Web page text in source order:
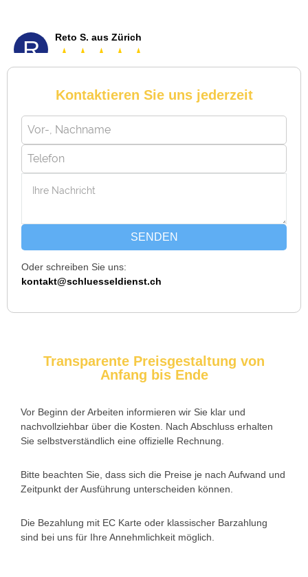
Service rufen. Techniker war schnell da, aber das Ersatzteil
Trotzdem zufrieden.
Daniel W. aus Uster
Die Tür wurde ohne Kratzer geöffnet, nur der Preis war leicht
Nadine H. aus Aadorf
Wir standen mit den Kindern vor verschlossener Tür – der
Monteur war in 30 Minuten da. Schnelle Hilfe, fairer Preis und
Kontaktieren Sie uns jederzeit
SENDEN
Oder schreiben Sie uns:
kontakt@schluesseldienst.ch
Transparente Preisgestaltung von
Anfang bis Ende
Vor Beginn der Arbeiten informieren wir Sie klar und
nachvollziehbar über die Kosten. Nach Abschluss erhalten
Sie selbstverständlich eine offizielle Rechnung.
Bitte beachten Sie, dass sich die Preise je nach Aufwand und
Zeitpunkt der Ausführung unterscheiden können.
Die Bezahlung mit EC Karte oder klassischer Barzahlung
sind bei uns für Ihre Annehmlichkeit möglich.